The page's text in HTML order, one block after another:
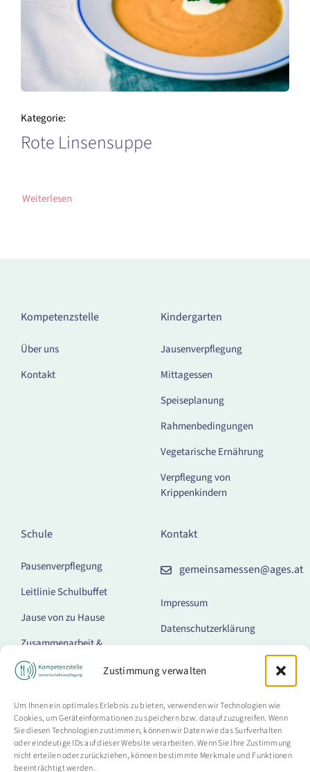
Zustimmung verwalten
Um Ihnen ein optimales Erlebnis zu bieten, verwenden wir Technologien wie
Cookies, um Geräteinformationen zu speichern bzw. darauf zuzugreifen. Wenn
Sie diesen Technologien zustimmen, können wir Daten wie das Surfverhalten
oder eindeutige IDs auf dieser Website verarbeiten. Wenn Sie Ihre Zustimmung
nicht erteilen oder zurückziehen, können bestimmte Merkmale und Funktionen
beeinträchtigt werden.
Kategorie:
Rote Linsensuppe
Weiterlesen
Kompetenzstelle
Über uns
Kontakt
Kindergarten
Jausenverpflegung
Mittagessen
Speiseplanung
Rahmenbedingungen
Vegetarische Ernährung
Verpflegung von
Krippenkindern
Schule
Pausenverpflegung
Leitlinie Schulbuffet
Jause von zu Hause
Zusammenarbeit &
Kommunikation
Getränkeautomaten
Lebensmittel-Kombi-
Automaten
Mittagessen
Kontakt
gemeinsamessen@ages.at
Impressum
Datenschutzerklärung
Barrierefreiheitserklärung